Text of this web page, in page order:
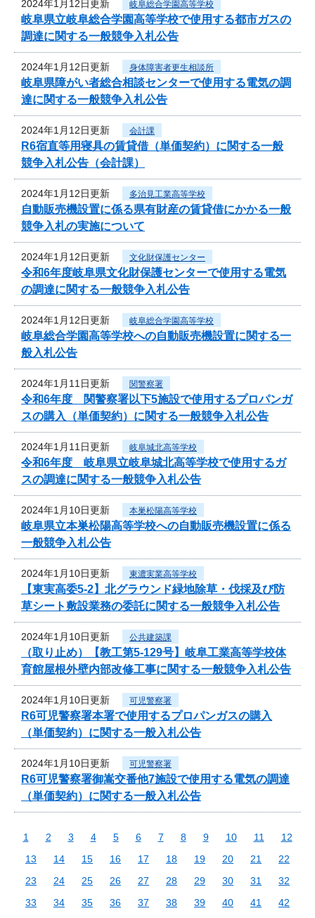
2024年1月12日更新 岐阜総合学園高等学校
岐阜県立岐阜総合学園高等学校で使用する都市ガスの
調達に関する一般競争入札公告
2024年1月12日更新 身体障害者更生相談所
岐阜県障がい者総合相談センターで使用する電気の調
達に関する一般競争入札公告
2024年1月12日更新 会計課
R6宿直等用寝具の賃貸借（単価契約）に関する一般
競争入札公告（会計課）
2024年1月12日更新 多治見工業高等学校
自動販売機設置に係る県有財産の賃貸借にかかる一般
競争入札の実施について
2024年1月12日更新 文化財保護センター
令和6年度岐阜県文化財保護センターで使用する電気
の調達に関する一般競争入札公告
2024年1月12日更新 岐阜総合学園高等学校
岐阜総合学園高等学校への自動販売機設置に関する一
般入札公告
2024年1月11日更新 関警察署
令和6年度 関警察署以下5施設で使用するプロパンガ
スの購入（単価契約）に関する一般競争入札公告
2024年1月11日更新 岐阜城北高等学校
令和6年度 岐阜県立岐阜城北高等学校で使用するガ
スの調達に関する一般競争入札公告
2024年1月10日更新 本巣松陽高等学校
岐阜県立本巣松陽高等学校への自動販売機設置に係る
一般競争入札公告
2024年1月10日更新 東濃実業高等学校
【東実高委5-2】北グラウンド緑地除草・伐採及び防
草シート敷設業務の委託に関する一般競争入札公告
2024年1月10日更新 公共建築課
（取り止め）【教工第5-129号】岐阜工業高等学校体
育館屋根外壁内部改修工事に関する一般競争入札公告
2024年1月10日更新 可児警察署
R6可児警察署本署で使用するプロパンガスの購入
（単価契約）に関する一般入札公告
2024年1月10日更新 可児警察署
R6可児警察署御嵩交番他7施設で使用する電気の調達
（単価契約）に関する一般入札公告
1 2 3 4 5 6 7 8 9 10 11
12
13
14 15 16 17 18 19 20 21
22
23
24 25 26 27 28 29 30 31
32
33
34 35 36 37 38 39 40 41
42